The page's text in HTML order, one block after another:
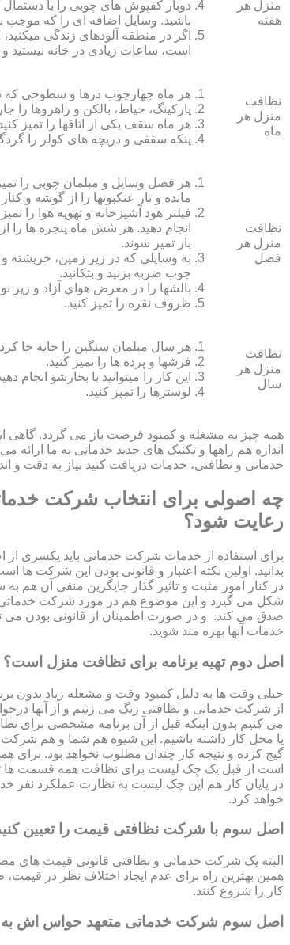
منزل هر
هفته
دوبار کفپوش‏ های چوبی را با
باشید. وسایل اضافه ای را که موجب
اگر در منطقه آلوده‏ای زندگی
است، ساعات زیادی در خانه نیستید
نظافت
منزل هر
ماه
هر ماه چهارچوب درها و سطوحی که
پارکینگ، حیاط، بالکن و راهروها را
هر ماه سقف یکی از اتاق‏ها را تمیز
پنکه سقفی و دریچه‏ های کولر را
نظافت
منزل هر
فصل
هر فصل وسایل و مبلمان چوبی را
مانده و تار عنکبوت‏ها را از گوشه و
فیلتر هود آشپزخانه و تهویه هوا را
انجام دهید. هر شش ماه پنجره‏ ها
بار تمیز شوند.
به وسایلی که در زیر زمین، خرپشته و
چوب ضربه بزنید و بتکانید.
بالش‏ها را در معرض هوای آزاد و زیر
ظروف نقره را تمیز کنید.
نظافت
منزل هر
سال
هر سال مبلمان سنگین را جابه جا
فرش‏ها و پرده ‏ها را تمیز کنید.
این کار را می‏توانید با بخارشو انجام
لوسترها را تمیز کنید.
همه چیز به مشغله و کمبود فرصت باز می گردد. گاهی
اندازه هم راهها و تکنیک های جدید خدماتی به ما
خدماتی و نظافتی، خدمات دریافت کنید نیاز به دقت و
چه اصولی برای انتخاب شرکت
رعایت شود؟
برای استفاده از خدمات شرکت خدماتی باید یکسری از
بدانید. اولین نکته اعتبار و قانونی بودن این شرکت ها
در کنار امور مثبت و تاثیر گذار جایگزین منفی آن هم
شکل می گیرد و این موضوع هم در مورد شرکت
صدق می کند. و در صورت اطمینان از قانونی بودن می
خدمات آنها بهره مند شوید.
اصل دوم تهیه برنامه برای نظافت منزل است؟
خیلی وقت ها به دلیل کمبود وقت و مشغله زیاد بدون
از شرکت خدماتی و نظافتی زنگ می زنیم و از آنها
می کنیم بدون اینکه قبل از آن برنامه مشخصی برای
یا محل کار داشته باشیم. این شیوه هم شما و هم شرکت
گیج کرده و نتیجه کار چندان مطلوب نخواهد بود. برای
است از قبل یک چک لیست برای نظافت همه قسمت ها
در پایان کار هم این چک لیست به نظارت عملکرد نفر
خواهد کرد.
اصل سوم با شرکت نظافتی قیمت را تعیین
البته یک شرکت خدماتی و نظافتی قانونی قیمت های
همین بهترین راه برای عدم ایجاد اختلاف نظر در
کار را شروع کنند.
اصل سوم شرکت خدماتی متعهد حواس اش